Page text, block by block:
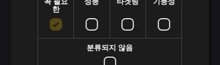
⚠️ Z세대는 동기부여와 가치를 느끼지 못하면 한
직업에 장기적으로 충실하지 않습니다.
BEEWARD는 어떻게 도움이 되나요?
✅ 지속적이고 빠른 인정 - 성과 검토를 위해 몇 달
한
분류되지 않음